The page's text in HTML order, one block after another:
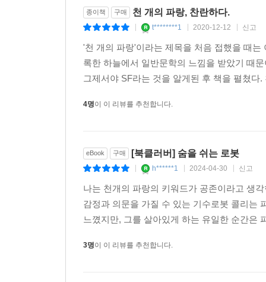
종이책 구매 천 개의 파랑, 찬란하다.
t********1 2020-12-12 신고
'천 개의 파랑'이라는 제목을 처음 접했을 때
록한 하늘에서 일반문학의 느낌을 받았기 때
그제서야 SF라는 것을 알게된 후 책을 펼쳤
4명이 이 리뷰를 추천합니다.
eBook 구매 [북클러버] 숨을 쉬는 로봇
h******1 2024-04-30 신고
나는 천개의 파랑의 키워드가 공존이라고 생
감정과 의문을 가질 수 있는 기수로봇 콜리는
느꼈지만, 그를 살아있게 하는 유일한 순간은
3명이 이 리뷰를 추천합니다.